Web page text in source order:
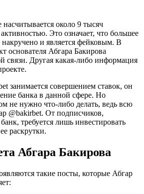
насчитывается около 9 тысяч
Это означает, что большее
и является фейковым. В
основателя Абгара Бакирова
связи. Другая какая-либо информация
занимается совершением ставок, он
банка в данной сфере. Но
не нужно что-либо делать, ведь всю
@bakirbet. От подписчиков,
требуется лишь инвестировать
раскрутки.
Абгара Бакирова
такие посты, которые Абгар